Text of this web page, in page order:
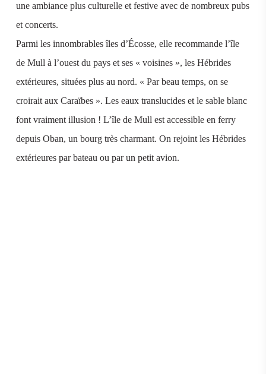
une ambiance plus culturelle et festive avec de nombreux pubs
et concerts.
Parmi les innombrables îles d’Écosse, elle recommande l’île
de Mull à l’ouest du pays et ses « voisines », les Hébrides
extérieures, situées plus au nord. « Par beau temps, on se
croirait aux Caraïbes ». Les eaux translucides et le sable blanc
font vraiment illusion ! L’île de Mull est accessible en ferry
depuis Oban, un bourg très charmant. On rejoint les Hébrides
extérieures par bateau ou par un petit avion.